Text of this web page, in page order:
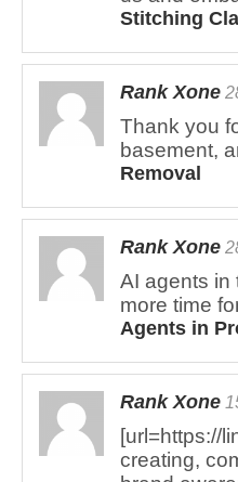
Stitching
Rank Xone
Thank you
basement,
Removal
Rank Xone
AI agents in
more time
Agents in
Rank Xone
[url=https://
creating,